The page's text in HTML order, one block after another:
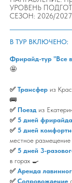
УРОВЕНЬ
СЕЗОН: 2026/2027
В ТУР ВКЛЮЧЕНО:
Фрирайд-тур "Все
🤩
✅ Трансфер из
🚌
✅ Поезд из
✅ 5 дней фрирайда
✅ 5 дней
местное
✅ 5 дней 3-
в горах 🍳
✅ Аренда
✅ Сопровождение